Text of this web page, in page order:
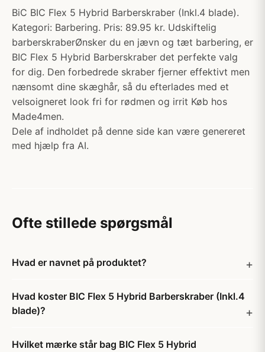
BiC BIC Flex 5 Hybrid Barberskraber (Inkl.4 blade).
Kategori: Barbering. Pris: 89.95 kr. Udskiftelig
barberskraberØnsker du en jævn og tæt barbering, er
BIC Flex 5 Hybrid Barberskraber det perfekte valg
for dig. Den forbedrede skraber fjerner effektivt men
nænsomt dine skæghår, så du efterlades med et
velsoigneret look fri for rødmen og irrit Køb hos
Made4men.
Dele af indholdet på denne side kan være genereret
med hjælp fra AI.
Ofte stillede spørgsmål
Hvad er navnet på produktet?
Hvad koster BIC Flex 5 Hybrid Barberskraber (Inkl.4
blade)?
Hvilket mærke står bag BIC Flex 5 Hybrid